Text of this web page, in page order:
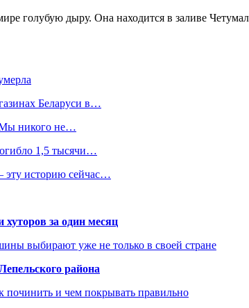
голубую дыру. Она находится в заливе
Беларуси в…
никого не…
1,5 тысячи…
эту историю сейчас…
хуторов за один месяц
выбирают уже не только в своей стране
района
починить и чем покрывать правильно